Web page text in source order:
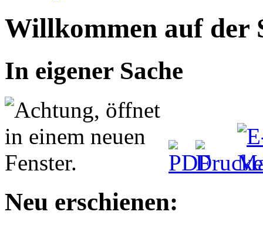
Willkommen auf der
In eigener Sache
Neu erschienen: